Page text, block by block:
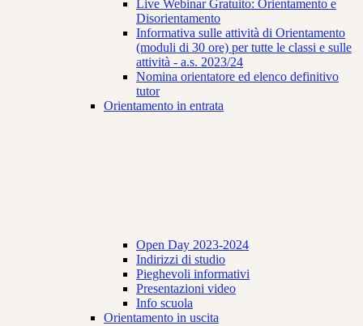
Live Webinar Gratuito: Orientamento e
Disorientamento
Informativa sulle attività di Orientamento
(moduli di 30 ore) per tutte le classi e sulle
attività - a.s. 2023/24
Nomina orientatore ed elenco definitivo
tutor
Orientamento in entrata
Open Day 2023-2024
Indirizzi di studio
Pieghevoli informativi
Presentazioni video
Info scuola
Orientamento in uscita